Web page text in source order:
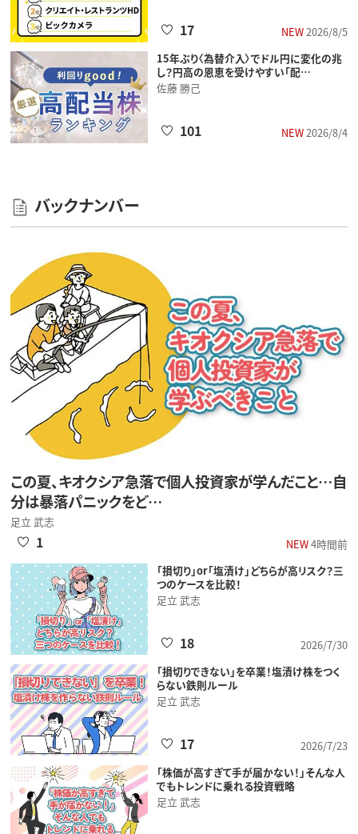
NEW2026/8/5
17
15年ぶり〈為替介入〉でドル円に変化の兆
し？円高の恩恵を受けやすい「配…
佐藤 勝己
NEW2026/8/4
101
バックナンバー
この夏、キオクシア急落で個人投資家が学んだこと…自
分は暴落パニックをど…
足立 武志
NEW4時間前
1
「損切り」or「塩漬け」どちらが高リスク？三
つのケースを比較！
足立 武志
2026/7/30
18
「損切りできない」を卒業！塩漬け株をつく
らない鉄則ルール
足立 武志
2026/7/23
17
「株価が高すぎて手が届かない！」そんな人
でもトレンドに乗れる投資戦略
足立 武志